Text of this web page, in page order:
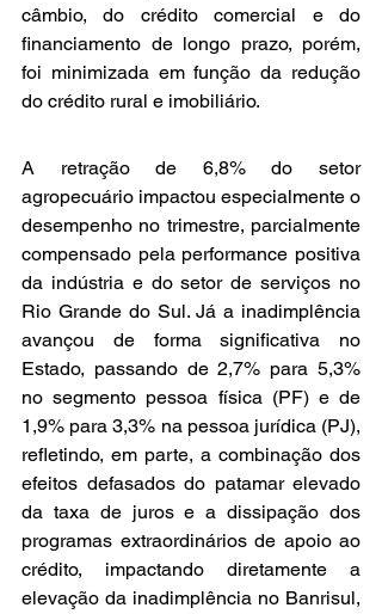
câmbio, do crédito comercial e do
financiamento de longo prazo, porém,
foi minimizada em função da redução
do crédito rural e imobiliário.
A retração de 6,8% do setor
agropecuário impactou especialmente o
desempenho no trimestre, parcialmente
compensado pela performance positiva
da indústria e do setor de serviços no
Rio Grande do Sul. Já a inadimplência
avançou de forma significativa no
Estado, passando de 2,7% para 5,3%
no segmento pessoa física (PF) e de
1,9% para 3,3% na pessoa jurídica (PJ),
refletindo, em parte, a combinação dos
efeitos defasados do patamar elevado
da taxa de juros e a dissipação dos
programas extraordinários de apoio ao
crédito, impactando diretamente a
elevação da inadimplência no Banrisul,